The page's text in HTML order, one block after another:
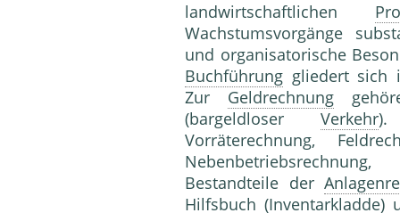
landwirtschaftlichen
Wachstumsvorgänge
und organisatorische
Buchführung gliedert sich
Zur Geldrechnung
(bargeldloserVerkehr).
Vorräterechnung,
Bestandteile der
Hilfsbuch (Inventarkladde)